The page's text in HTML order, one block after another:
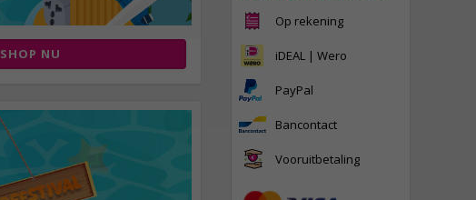
Op rekening
iDEAL | Wero
PayPal
Bancontact
Vooruitbetaling
SHOP NU